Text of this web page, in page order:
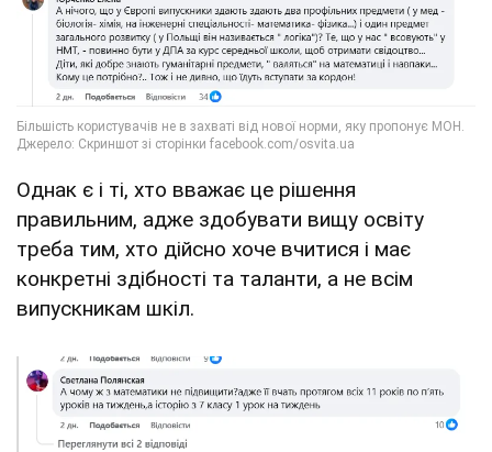
Однак є і ті, хто вважає це рішення
правильним, адже здобувати вищу освіту
треба тим, хто дійсно хоче вчитися і має
конкретні здібності та таланти, а не всім
випускникам шкіл.